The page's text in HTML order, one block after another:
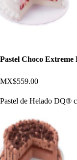
Pastel Choco
MX$559.00
Pastel de Helado DQ®